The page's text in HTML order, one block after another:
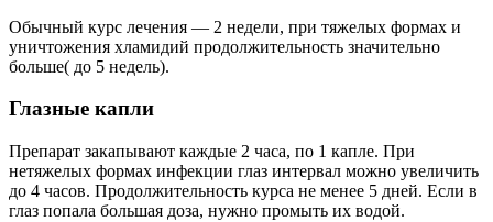
Обычный курс лечения — 2 недели, при тяжелых формах и
уничтожения хламидий продолжительность значительно
больше( до 5 недель).
Глазные капли
Препарат закапывают каждые 2 часа, по 1 капле. При
нетяжелых формах инфекции глаз интервал можно увеличить
до 4 часов. Продолжительность курса не менее 5 дней. Если в
глаз попала большая доза, нужно промыть их водой.